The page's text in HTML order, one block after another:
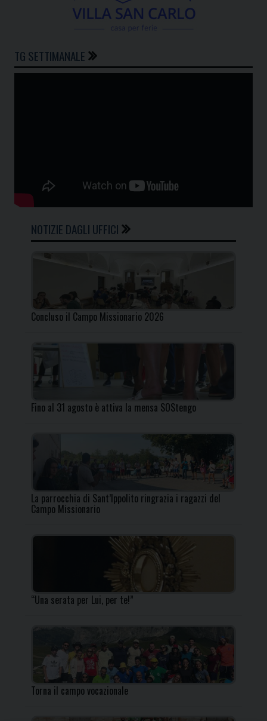
TG SETTIMANALE
NOTIZIE DAGLI UFFICI
Concluso il Campo Missionario 2026
Fino al 31 agosto è attiva la mensa SOStengo
La parrocchia di Sant’Ippolito ringrazia i ragazzi del
Campo Missionario
“Una serata per Lui, per te!”
Torna il campo vocazionale